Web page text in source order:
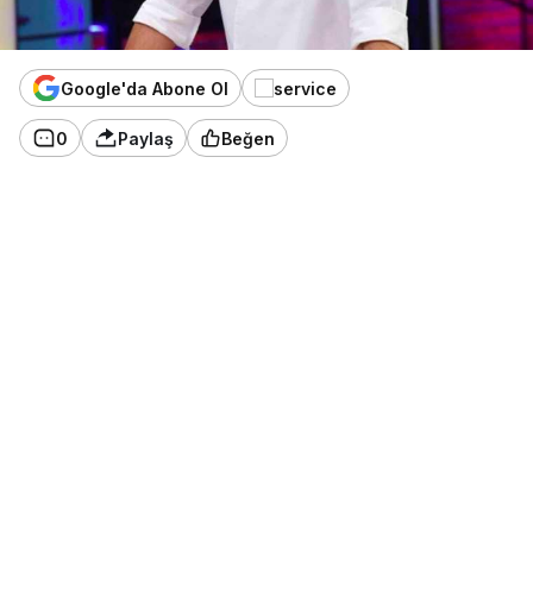
Google'da Abone Ol
0 Paylaş Beğen